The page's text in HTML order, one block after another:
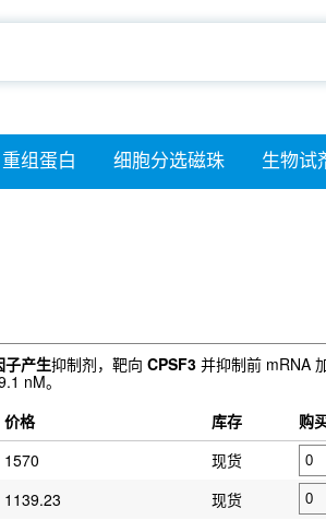
重组蛋白 细胞分选磁珠 生物试
子产生抑制剂，靶向 CPSF3 并抑制前 mRNA
nM。
价格 库存
购
1570
现货
1139.23
现货